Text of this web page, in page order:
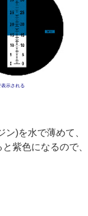
示される
)を水で薄めて、
紫色になるので、